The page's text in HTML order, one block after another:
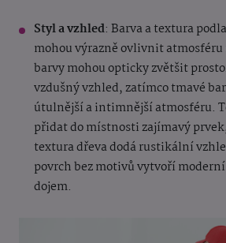
Styl a vzhled: Barva a textura
mohou výrazně ovlivnit
barvy mohou opticky zvětšit
vzdušný vzhled, zatímco tmavé
útulnější a intimnější atmosféru.
přidat do místnosti zajímavý
textura dřeva dodá rustikální
povrch bez motivů vytvoří
dojem.